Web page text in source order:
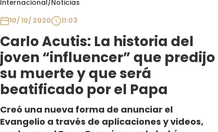
Internacional/Noticias
10/ 10/ 2020
11:03
Carlo Acutis: La historia del
joven “influencer” que predijo
su muerte y que será
beatificado por el Papa
Creó una nueva forma de anunciar el
Evangelio a través de aplicaciones y videos,
Club De La Comedia
Contigo en Directo
Plan Perfecto
El Tiempo
Sabingo
Todos Los Programas